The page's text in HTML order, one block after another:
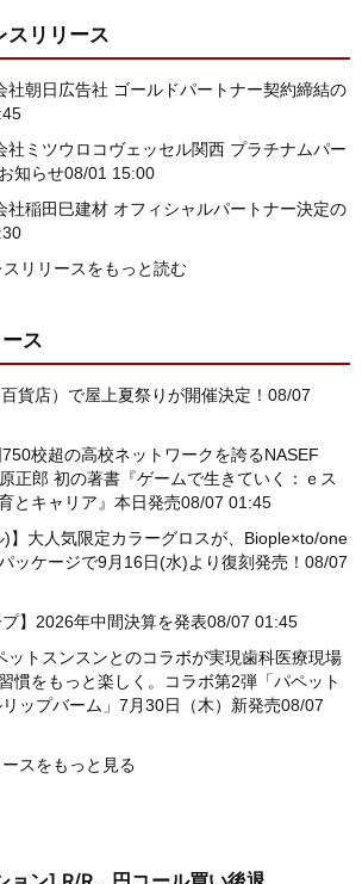
スリリース
社朝日広告社 ゴールドパートナー契約締結の
社ミツウロコヴェッセル関西 プラチナムパー
知らせ08/01 15:00
社稲田巳建材 オフィシャルパートナー決定の
スリリースをもっと読む
ス
貨店）で屋上夏祭りが開催決定！ 08/07
750校超の高校ネットワークを誇るNASEF
正郎 初の著書『ゲームで生きていく：ｅス
とキャリア』本日発売08/07 01:45
)】大人気限定カラーグロスが、Biople×to/one
ッケージで9月16日(水)より復刻発売！ 08/07
プ】2026年中間決算を発表08/07 01:45
ットスンスンとのコラボが実現歯科医療現場
慣をもっと楽しく。コラボ第2弾「パペット
ップバーム」7月30日（木）新発売08/07
スをもっと見る